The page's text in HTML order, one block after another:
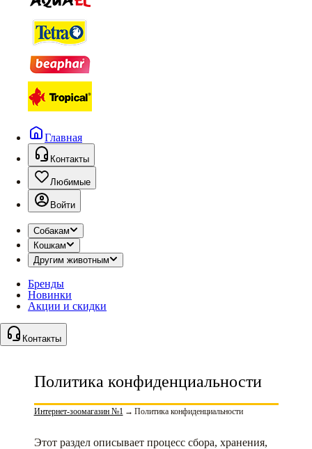
Главная
Контакты
Любимые
Войти
Собакам
Кошкам
Другим животным
Бренды
Новинки
Акции и скидки
Контакты
Политика конфиденциальности
Интернет-зоомагазин №1 → Политика конфиденциальности
Этот раздел описывает процесс сбора, хранения,